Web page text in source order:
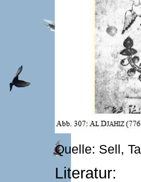
Quelle: Sell,
Literatur: